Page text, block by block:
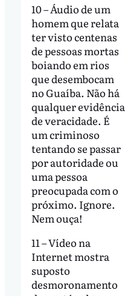
10 – Áudio de um
homem que relata
ter visto centenas
de pessoas mortas
boiando em rios
que desembocam
no Guaíba. Não há
qualquer evidência
de veracidade. É
um criminoso
tentando se passar
por autoridade ou
uma pessoa
preocupada com o
próximo. Ignore.
Nem ouça!
11 – Vídeo na
Internet mostra
suposto
desmoronamento